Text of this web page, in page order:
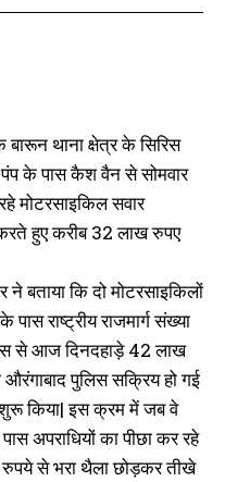
थाना क्षेत्र के सिरिस
के पास कैश वैन से सोमवार
मोटरसाइकिल सवार
करते हुए करीब 32 लाख रुपए
बताया कि दो मोटरसाइकिलों
पास राष्ट्रीय राजमार्ग संख्या
से आज दिनदहाड़े 42 लाख
पुलिस सक्रिय हो गई
शुरू किया| इस क्रम में जब वे
अपराधियों का पीछा कर रहे
रुपये से भरा थैला छोड़कर तीखे